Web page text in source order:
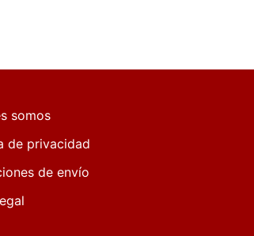
somos
de privacidad
de envío